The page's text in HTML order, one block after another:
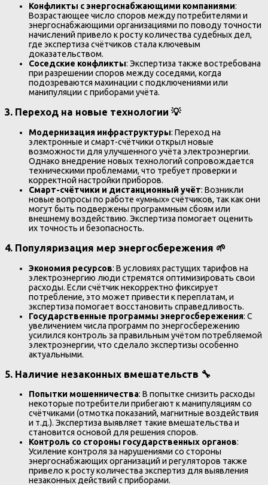
Конфликты с энергоснабжающими компаниями:
Возрастающее число споров между потребителями и
энергоснабжающими организациями по поводу точности
начислений привело к росту количества судебных дел,
где экспертиза счётчиков стала ключевым
доказательством.
Соседские конфликты: Экспертиза также востребована
при разрешении споров между соседями, когда
подозреваются махинации с подключениями или
манипуляции с приборами учёта.
3. Переход на новые технологии 💡
Модернизация инфраструктуры: Переход на
электронные и смарт-счётчики открыл новые
возможности для улучшенного учёта электроэнергии.
Однако внедрение новых технологий сопровождается
техническими проблемами, что требует проверки и
корректной настройки приборов.
Смарт-счётчики и дистанционный учёт: Возникли
новые вопросы по работе «умных» счётчиков, так как они
могут быть подвержены программным сбоям или
внешнему воздействию. Экспертиза помогает оценить
их точность и безопасность.
4. Популяризация мер энергосбережения 🌱
Экономия ресурсов: В условиях растущих тарифов на
электроэнергию люди стремятся оптимизировать свои
расходы. Если счётчик некорректно фиксирует
потребление, это может привести к переплатам, и
экспертиза помогает восстановить справедливость.
Государственные программы энергосбережения: С
увеличением числа программ по энергосбережению
усилился контроль за правильным учётом потребляемой
электроэнергии, что сделало экспертизы особенно
актуальными.
5. Наличие незаконных вмешательств 🔧
Попытки мошенничества: В попытке снизить расходы
некоторые потребители прибегают к манипуляциям со
счётчиками (отмотка показаний, магнитные воздействия
и т.д.). Экспертиза выявляет такие вмешательства и
становится основой для решения споров.
Контроль со стороны государственных органов:
Усиление контроля за нарушениями со стороны
энергоснабжающих организаций и регуляторов также
привело к росту количества экспертиз для выявления
незаконных действий с приборами.